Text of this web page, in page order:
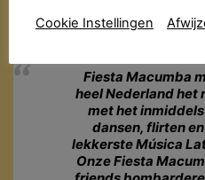
fans om tickets te kopen
Fiesta Macumba
heel Nederland het
met het
dansen, flirten
lekkerste Música
Onze Fiesta
Cookie Instellingen